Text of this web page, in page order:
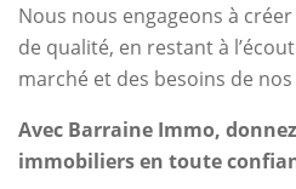
Nous nous engageons à
de qualité, en restant à
marché et des besoins de
Avec Barraine Immo,
immobiliers en toute